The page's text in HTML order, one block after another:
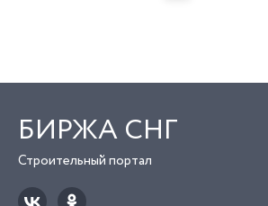
БИРЖА СНГ
Строительный портал